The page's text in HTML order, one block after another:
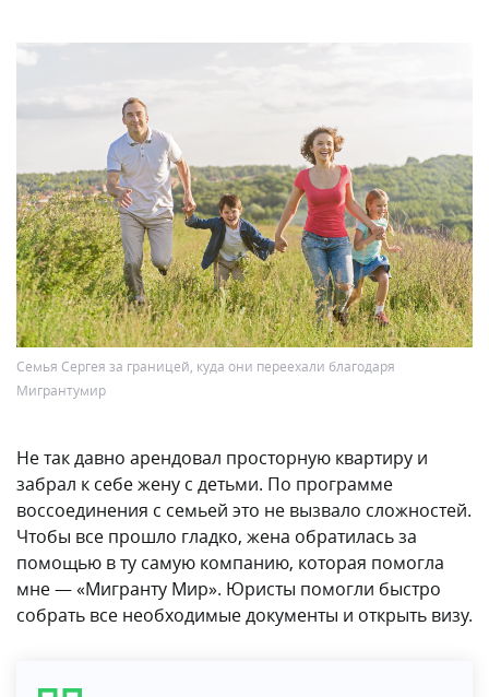
Семья Сергея за границей, куда они переехали благодаря
Мигрантумир
Не так давно арендовал просторную квартиру и
забрал к себе жену с детьми. По программе
воссоединения с семьей это не вызвало сложностей.
Чтобы все прошло гладко, жена обратилась за
помощью в ту самую компанию, которая помогла
мне — «Мигранту Мир». Юристы помогли быстро
собрать все необходимые документы и открыть визу.